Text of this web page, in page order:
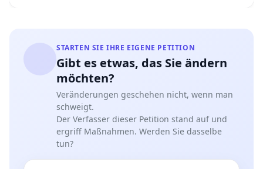
STARTEN SIE IHRE EIGENE PETITION
Gibt es etwas, das Sie ändern
möchten?
Veränderungen geschehen nicht, wenn man
schweigt.
Der Verfasser dieser Petition stand auf und
ergriff Maßnahmen. Werden Sie dasselbe
tun?